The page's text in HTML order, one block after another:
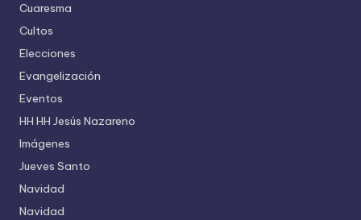
Cuaresma
Cultos
Elecciones
Evangelización
Eventos
HH HH Jesús Nazareno
Imágenes
Jueves Santo
Navidad
Navidad